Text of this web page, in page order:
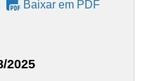
Baixar em PDF
2025